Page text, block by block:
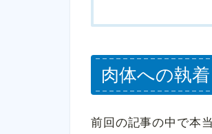
肉体への執着
前回の記事の中で本